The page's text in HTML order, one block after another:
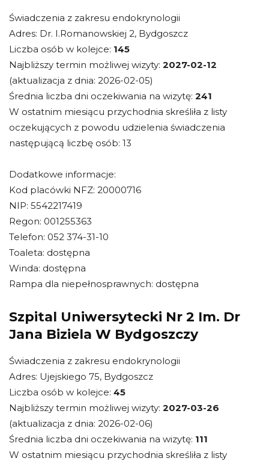
Świadczenia z zakresu endokrynologii
Adres: Dr. I.Romanowskiej 2, Bydgoszcz
Liczba osób w kolejce: 145
Najbliższy termin możliwej wizyty: 2027-02-12
(aktualizacja z dnia: 2026-02-05)
Średnia liczba dni oczekiwania na wizytę: 241
W ostatnim miesiącu przychodnia skreśliła z listy
oczekujących z powodu udzielenia świadczenia
następującą liczbę osób: 13
Dodatkowe informacje:
Kod placówki NFZ: 20000716
NIP: 5542217419
Regon: 001255363
Telefon: 052 374-31-10
Toaleta: dostępna
Winda: dostępna
Rampa dla niepełnosprawnych: dostępna
Szpital Uniwersytecki Nr 2 Im. Dr
Jana Biziela W Bydgoszczy
Świadczenia z zakresu endokrynologii
Adres: Ujejskiego 75, Bydgoszcz
Liczba osób w kolejce: 45
Najbliższy termin możliwej wizyty: 2027-03-26
(aktualizacja z dnia: 2026-02-06)
Średnia liczba dni oczekiwania na wizytę: 111
W ostatnim miesiącu przychodnia skreśliła z listy